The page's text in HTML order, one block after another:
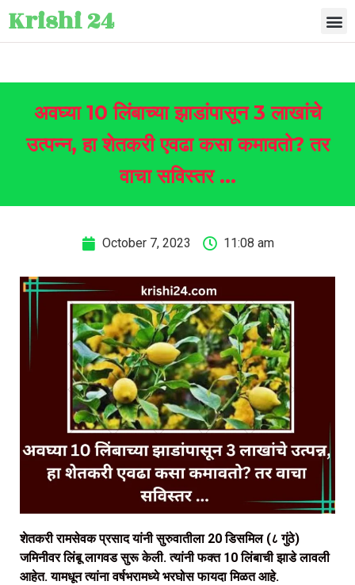
Krishi 24
अवघ्या 10 लिंबाच्या झाडांपासून 3 लाखांचे
उत्पन्न, हा शेतकरी एवढा कसा कमावतो? तर
वाचा सविस्तर …
October 7, 2023 11:08 am
शेतकरी रामसेवक प्रसाद यांनी सुरुवातीला 20 डिसमिल (८ गुंठे)
जमिनीवर लिंबू लागवड सुरू केली. त्यांनी फक्त 10 लिंबाची झाडे लावली
आहेत. यामधून त्यांना वर्षभरामध्ये भरघोस फायदा मिळत आहे.